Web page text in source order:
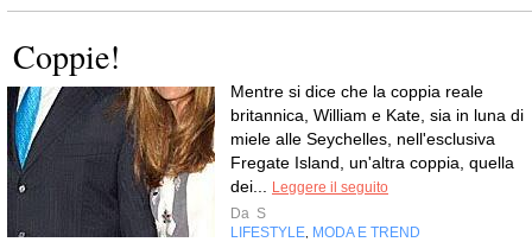
Coppie!
Mentre si dice che la coppia reale
britannica, William e Kate, sia in luna di
miele alle Seychelles, nell'esclusiva
Fregate Island, un'altra coppia, quella
dei...
Leggere il seguito
Da S
LIFESTYLE MODA E TREND